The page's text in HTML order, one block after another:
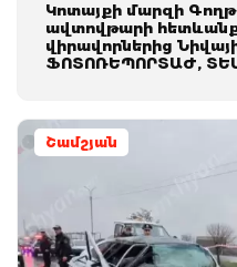
Կոտայքի մարզի Գողթ
ավտովթարի
վիրավորներից
ՖՈՏՈՌԵՊՈՐՏԱԺ,
Շամշյան